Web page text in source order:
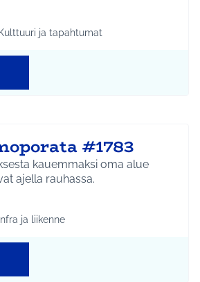
mukaan: Koko Tuusula
tulokset teeman mukaan: Kulttuuri ja
Kulttuuri ja tapahtumat
#1783
kauemmaksi oma alue
ajella rauhassa.
mukaan: Koko Tuusula
tulokset teeman mukaan: Infra ja liikenne
Infra ja liikenne